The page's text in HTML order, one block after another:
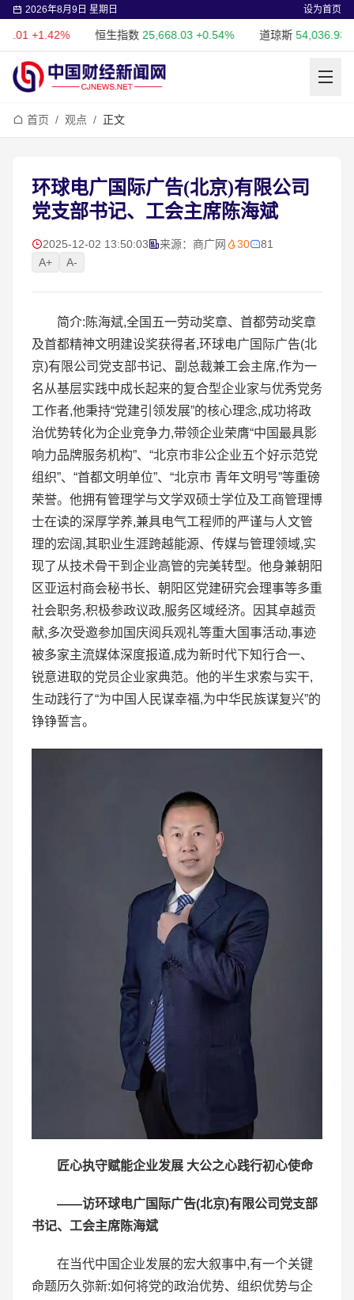
2026年8月9日 星期日 设为首页
恒生指数 25,668.03 +0.54% 道琼斯 54,036.93 +0.28%
首页 / 观点 / 正文
环球电广国际广告(北京)有限公司
党支部书记、工会主席陈海斌
2025-12-02 13:50:03 来源：商广网 30
81
A+
A-
简介:陈海斌,全国五一劳动奖章、首都劳动奖章
及首都精神文明建设奖获得者,环球电广国际广告(北
京)有限公司党支部书记、副总裁兼工会主席,作为一
名从基层实践中成长起来的复合型企业家与优秀党务
工作者,他秉持“党建引领发展”的核心理念,成功将政
治优势转化为企业竞争力,带领企业荣膺“中国最具影
响力品牌服务机构”、“北京市非公企业五个好示范党
组织”、“首都文明单位”、“北京市 青年文明号”等重磅
荣誉。他拥有管理学与文学双硕士学位及工商管理博
士在读的深厚学养,兼具电气工程师的严谨与人文管
理的宏阔,其职业生涯跨越能源、传媒与管理领域,实
现了从技术骨干到企业高管的完美转型。他身兼朝阳
区亚运村商会秘书长、朝阳区党建研究会理事等多重
社会职务,积极参政议政,服务区域经济。因其卓越贡
献,多次受邀参加国庆阅兵观礼等重大国事活动,事迹
被多家主流媒体深度报道,成为新时代下知行合一、
锐意进取的党员企业家典范。他的半生求索与实干,
生动践行了“为中国人民谋幸福,为中华民族谋复兴”的
铮铮誓言。
匠心执守赋能企业发展 大公之心践行初心使命
——访环球电广国际广告(北京)有限公司党支部
书记、工会主席陈海斌
在当代中国企业发展的宏大叙事中,有一个关键
命题历久弥新:如何将党的政治优势、组织优势与企